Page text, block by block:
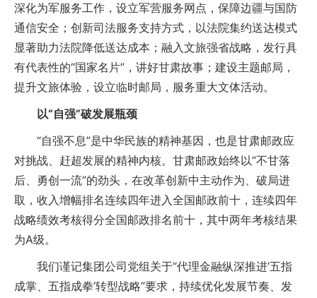
深化为军服务工作，设立军营服务网点，保障边疆与国防
通信安全；创新司法服务支持方式，以法院集约送达模式
显著助力法院降低送达成本；融入文旅强省战略，发行具
有代表性的“国家名片”，讲好甘肃故事；建设主题邮局，
提升文旅体验，设立临时邮局，服务重大文体活动。
以“自强”破发展瓶颈
“自强不息”是中华民族的精神基因，也是甘肃邮政应
对挑战、赶超发展的精神内核。甘肃邮政始终以“不甘落
后、勇创一流”的劲头，在改革创新中主动作为、破局进
取，收入增幅排名连续四年进入全国邮政前十，连续四年
战略绩效考核得分全国邮政排名前十，其中两年考核结果
为A级。
我们谨记集团公司党组关于“代理金融纵深推进‘五指
成掌、五指成拳’转型战略”要求，持续优化发展节奏、发